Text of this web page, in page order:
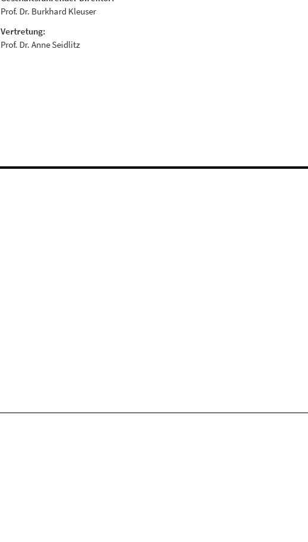
Prof. Dr. Burkhard Kleuser
Vertretung:
Prof. Dr. Anne Seidlitz